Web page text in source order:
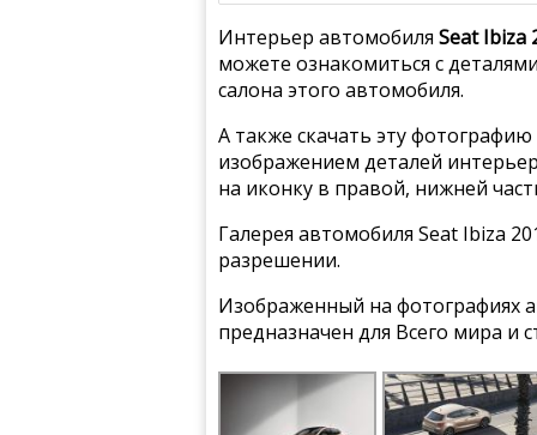
Интерьер автомобиля Seat Ibiza
можете ознакомиться с
салона этого автомобиля.
А также скачать эту
изображением деталей
на иконку в правой, нижней
Галерея автомобиля Seat Ibiza
разрешении.
Изображенный на фотографиях
предназначен для Всего мира и